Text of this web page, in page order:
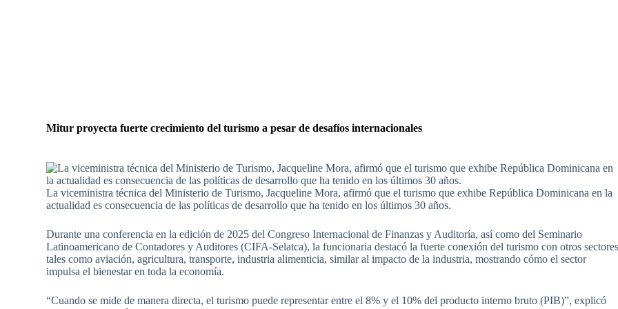
Mitur proyecta fuerte crecimiento del turismo a pesar de desafíos internacionales
La viceministra técnica del Ministerio de Turismo, Jacqueline Mora, afirmó que el turismo que exhibe República Dominicana en la
actualidad es consecuencia de las políticas de desarrollo que ha tenido en los últimos 30 años.
Durante una conferencia en la edición de 2025 del Congreso Internacional de Finanzas y Auditoría, así como del Seminario
Latinoamericano de Contadores y Auditores (CIFA-Selatca), la funcionaria destacó la fuerte conexión del turismo con otros sectores
tales como aviación, agricultura, transporte, industria alimenticia, similar al impacto de la industria, mostrando cómo el sector
impulsa el bienestar en toda la economía.
“Cuando se mide de manera directa, el turismo puede representar entre el 8% y el 10% del producto interno bruto (PIB)”, explicó